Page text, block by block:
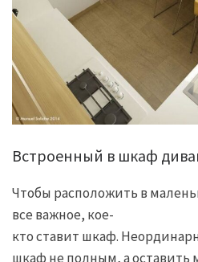
Встроенный в шкаф
Чтобы расположить в
все важное, кое-
кто ставит шкаф.
шкаф не полным, а оставить